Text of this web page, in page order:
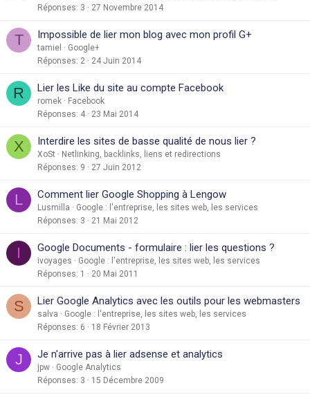
Réponses 3 27 Novembre 2014
T Impossible de lier mon blog avec mon profil G+
tamiel
Google+
Réponses 2 24 Juin 2014
R Lier les Like du site au compte Facebook
romek
Facebook
Réponses 4 23 Mai 2014
X Interdire les sites de basse qualité de nous lier ?
XoSt
Netlinking, backlinks, liens et redirections
Réponses 9 27 Juin 2012
L Comment lier Google Shopping à Lengow
Lusmilla
Google : l'entreprise, les sites web, les services
Réponses 3 21 Mai 2012
I Google Documents - formulaire : lier les questions ?
ivoyages
Google : l'entreprise, les sites web, les services
Réponses 1 20 Mai 2011
S Lier Google Analytics avec les outils pour les webmasters
salva
Google : l'entreprise, les sites web, les services
Réponses 6 18 Février 2013
J Je n'arrive pas à lier adsense et analytics
jpw
Google Analytics
Réponses 3 15 Décembre 2009